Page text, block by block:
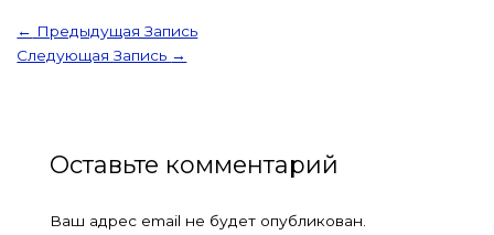
← Предыдущая Запись
Следующая Запись →
Оставьте комментарий
Ваш адрес email не будет опубликован.